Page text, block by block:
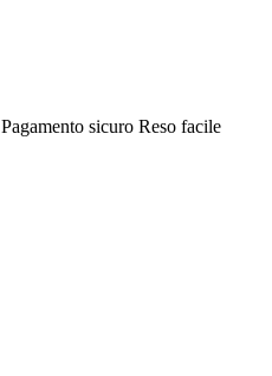
Pagamento sicuro Reso facile